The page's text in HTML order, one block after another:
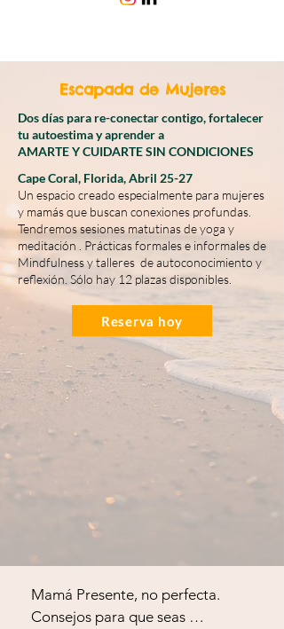
Escapada de Mujeres
Dos días para re-conectar contigo, fortalecer
tu autoestima y aprender a
AMARTE Y CUIDARTE SIN CONDICIONES
Cape Coral, Florida, Abril 25-27
Un espacio creado especialmente para mujeres
y mamás que buscan conexiones profundas.
Tendremos sesiones matutinas de yoga y
meditación . Prácticas formales e informales de
Mindfulness y talleres de autoconocimiento y
reflexión. Sólo hay 12 plazas disponibles.
Reserva hoy
Mamá Presente, no perfecta.
Consejos para que seas